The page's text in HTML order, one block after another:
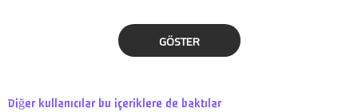
GÖSTER
Diğer kullanıcılar bu içeriklere de baktılar